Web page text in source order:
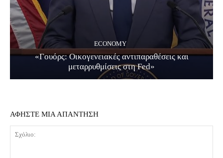
ECONOMY
«Γουόρς: Οικογενειακές αντιπαραθέσεις και
μεταρρυθμίσεις στη Fed»
ΑΦΗΣΤΕ ΜΙΑ ΑΠΑΝΤΗΣΗ